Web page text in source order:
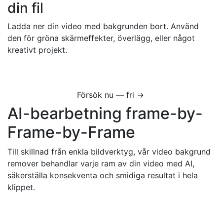
din fil
Ladda ner din video med bakgrunden bort. Använd
den för gröna skärmeffekter, överlägg, eller något
kreativt projekt.
Försök nu — fri →
AI-bearbetning frame-by-
Frame-by-Frame
Till skillnad från enkla bildverktyg, vår video bakgrund
remover behandlar varje ram av din video med AI,
säkerställa konsekventa och smidiga resultat i hela
klippet.